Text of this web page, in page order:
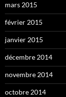
mars 2015
février 2015
janvier 2015
décembre 2014
novembre 2014
octobre 2014